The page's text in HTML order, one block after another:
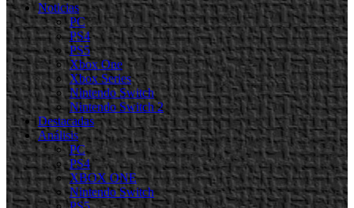
Noticias
PC
PS4
PS5
Xbox One
Xbox Series
Nintendo Switch
Nintendo Switch 2
Destacadas
Análisis
PC
PS4
XBOX ONE
Nintendo Switch